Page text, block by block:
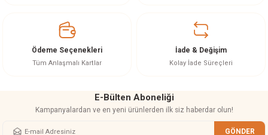
Ürün bilgilerinde hatalar bulunuyor.
Bu ürüne benzer farklı alternatifler olmalı.
Ödeme Seçenekleri
Tüm Anlaşmalı Kartlar
İade & Değişim
Kolay İade Süreçleri
E-Bülten Aboneliği
Kampanyalardan ve en yeni ürünlerden ilk siz haberdar olun!
GÖNDER